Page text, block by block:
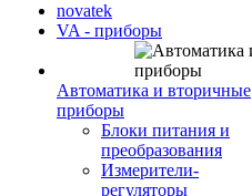
novatek
VA - приборы
Автоматика и вторичные
приборы
Блоки питания и
преобразования
Измерители-
регуляторы